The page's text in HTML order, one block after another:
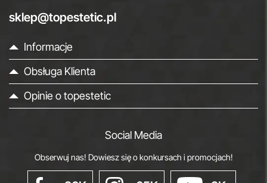
sklep@topestetic.pl
Informacje
Obsługa Klienta
Opinie o topestetic
Social Media
Obserwuj nas! Dowiesz się o konkursach i promocjach!